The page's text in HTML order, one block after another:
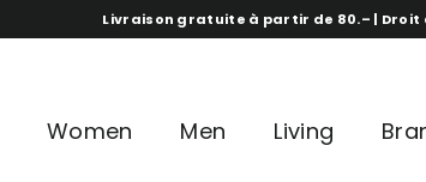
Livraison gratuite à partir de 80.– |
Women Men Living